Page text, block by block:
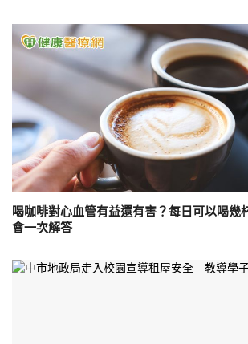
喝咖啡對心血管有益還有害？每日可以喝幾
會一次解答